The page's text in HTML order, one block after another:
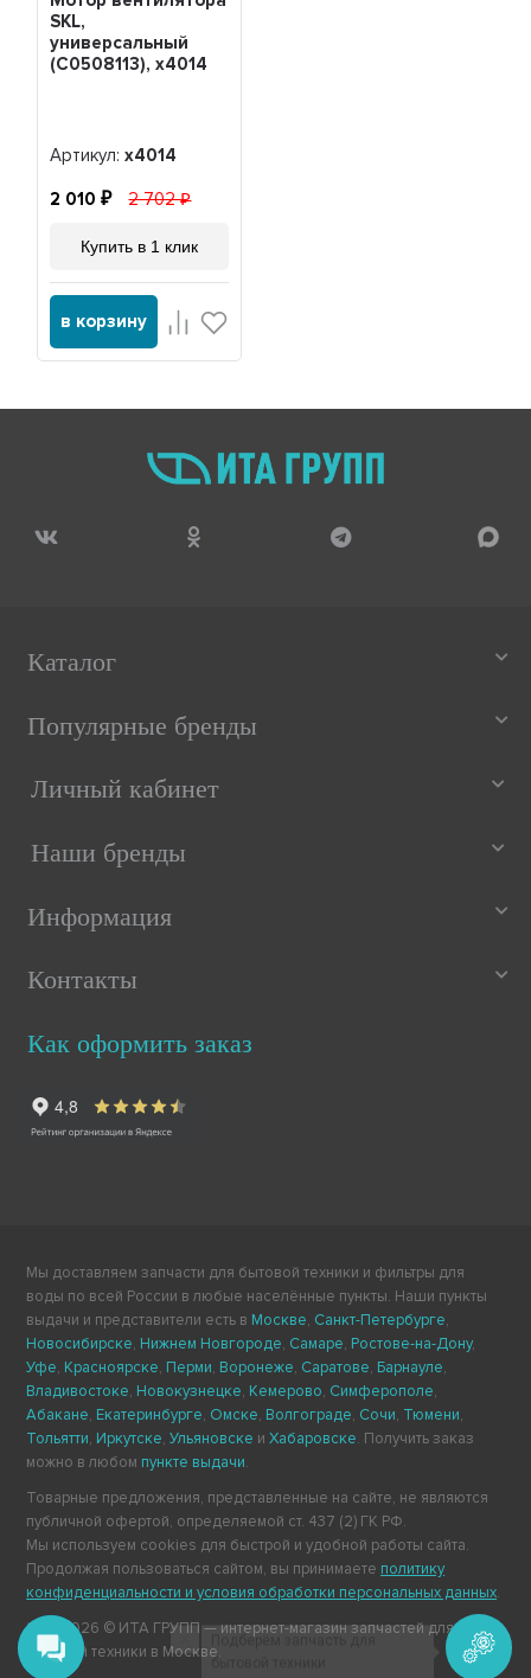
SKL,
универсальный
(C0508113), x4014
Артикул:x4014
2 010 2 702
Купить в 1 клик
в корзину
Каталог
Популярные бренды
Личный кабинет
Наши бренды
Информация
Контакты
Как оформить заказ
Мы доставляем запчасти для бытовой техники и фильтры для
воды по всей России в любые населённые пункты. Наши пункты
выдачи и представители есть в Москве, Санкт-Петербурге,
Новосибирске, Нижнем Новгороде, Самаре, Ростове-на-Дону,
Уфе, Красноярске, Перми, Воронеже, Саратове, Барнауле,
Владивостоке, Новокузнецке, Кемерово, Симферополе,
Абакане, Екатеринбурге, Омске, Волгограде, Сочи, Тюмени,
Тольятти, Иркутске,Ульяновске иХабаровске. Получить заказ
можно в любом пункте выдачи.
Товарные предложения, представленные на сайте, не являются
публичной офертой, определяемой ст. 437 (2) ГК РФ.
Мы используем cookies для быстрой и удобной работы сайта.
Продолжая пользоваться сайтом, вы принимаете политику
конфиденциальности и условия обработки персональных данных.
2011-2026 © ИТА ГРУПП — интернет-магазин запчастей для
бытовой техники в Москве.
Подберём запчасть для
бытовой техники